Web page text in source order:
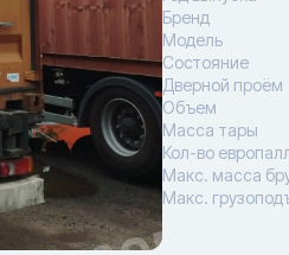
Бренд
Модель
Состояние
Дверной проём
Объем
Масса тары
Кол-во
Макс. масса
Макс.